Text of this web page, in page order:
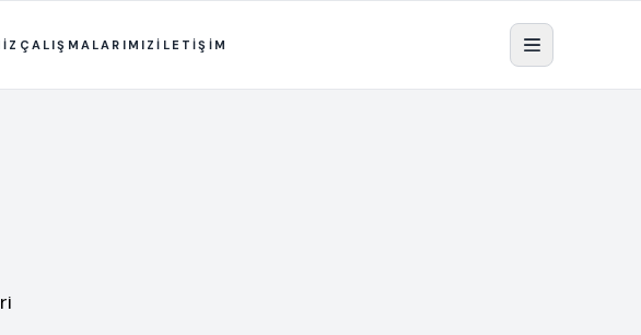
ÇALIŞMALARIMIZİLETİŞİM